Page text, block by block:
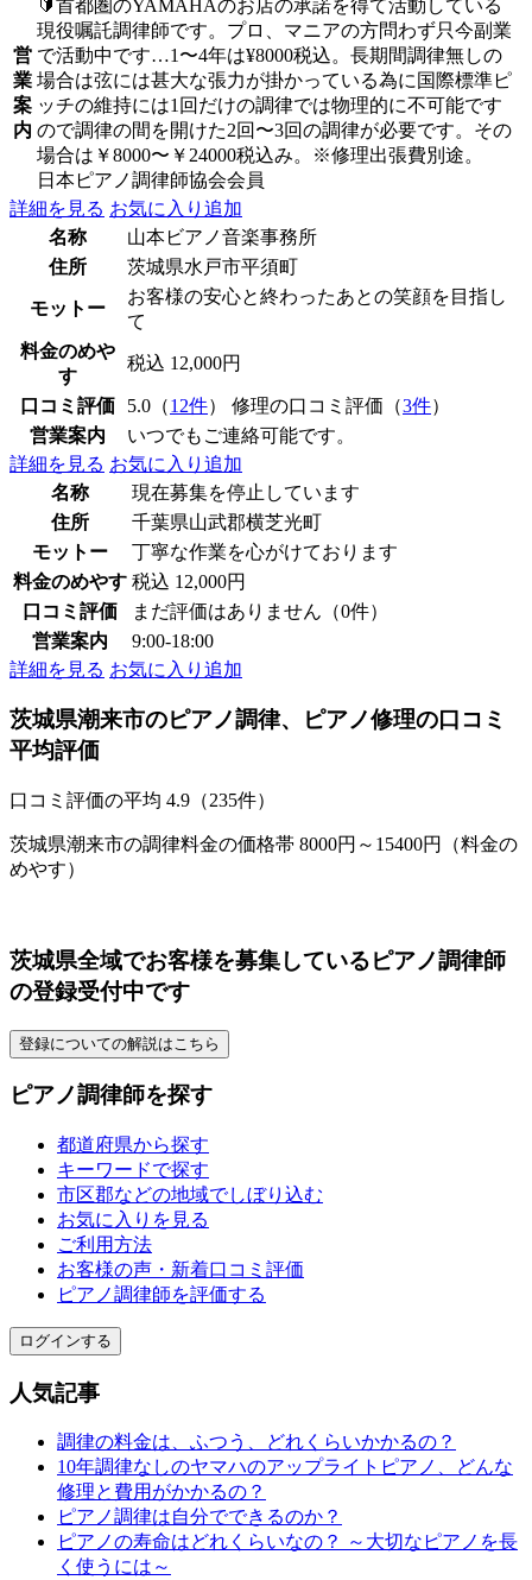
営
業
案
内
🔰首都圏のYAMAHAのお店の承諾を得て活動している
現役嘱託調律師です。プロ、マニアの方問わず只今副業
で活動中です…1〜4年は¥8000税込。長期間調律無しの
場合は弦には甚大な張力が掛かっている為に国際標準ピ
ッチの維持には1回だけの調律では物理的に不可能です
ので調律の間を開けた2回〜3回の調律が必要です。その
場合は￥8000〜￥24000税込み。※修理出張費別途。
日本ピアノ調律師協会会員
詳細を見る お気に入り追加
名称
山本ビアノ音楽事務所
住所
茨城県水戸市平須町
モットー
お客様の安心と終わったあとの笑顔を目指し
て
料金のめや
す
税込 12,000円
口コミ評価 5.0（12件） 修理の口コミ評価（3件）
営業案内
いつでもご連絡可能です。
詳細を見る お気に入り追加
名称
現在募集を停止しています
住所
千葉県山武郡横芝光町
モットー
丁寧な作業を心がけております
料金のめやす 税込 12,000円
口コミ評価
まだ評価はありません（0件）
営業案内
9:00-18:00
詳細を見る お気に入り追加
茨城県潮来市のピアノ調律、ピアノ修理の口コミ
平均評価
口コミ評価の平均 4.9（235件）
茨城県潮来市の調律料金の価格帯 8000円～15400円（料金の
めやす）
茨城県全域でお客様を募集しているピアノ調律師
の登録受付中です
登録についての解説はこちら
ピアノ調律師を探す
都道府県から探す
キーワードで探す
市区郡などの地域でしぼり込む
お気に入りを見る
ご利用方法
お客様の声・新着口コミ評価
ピアノ調律師を評価する
ログインする
人気記事
調律の料金は、ふつう、どれくらいかかるの？
10年調律なしのヤマハのアップライトピアノ、どんな
修理と費用がかかるの？
ピアノ調律は自分でできるのか？
ピアノの寿命はどれくらいなの？ ～大切なピアノを長
く使うには～